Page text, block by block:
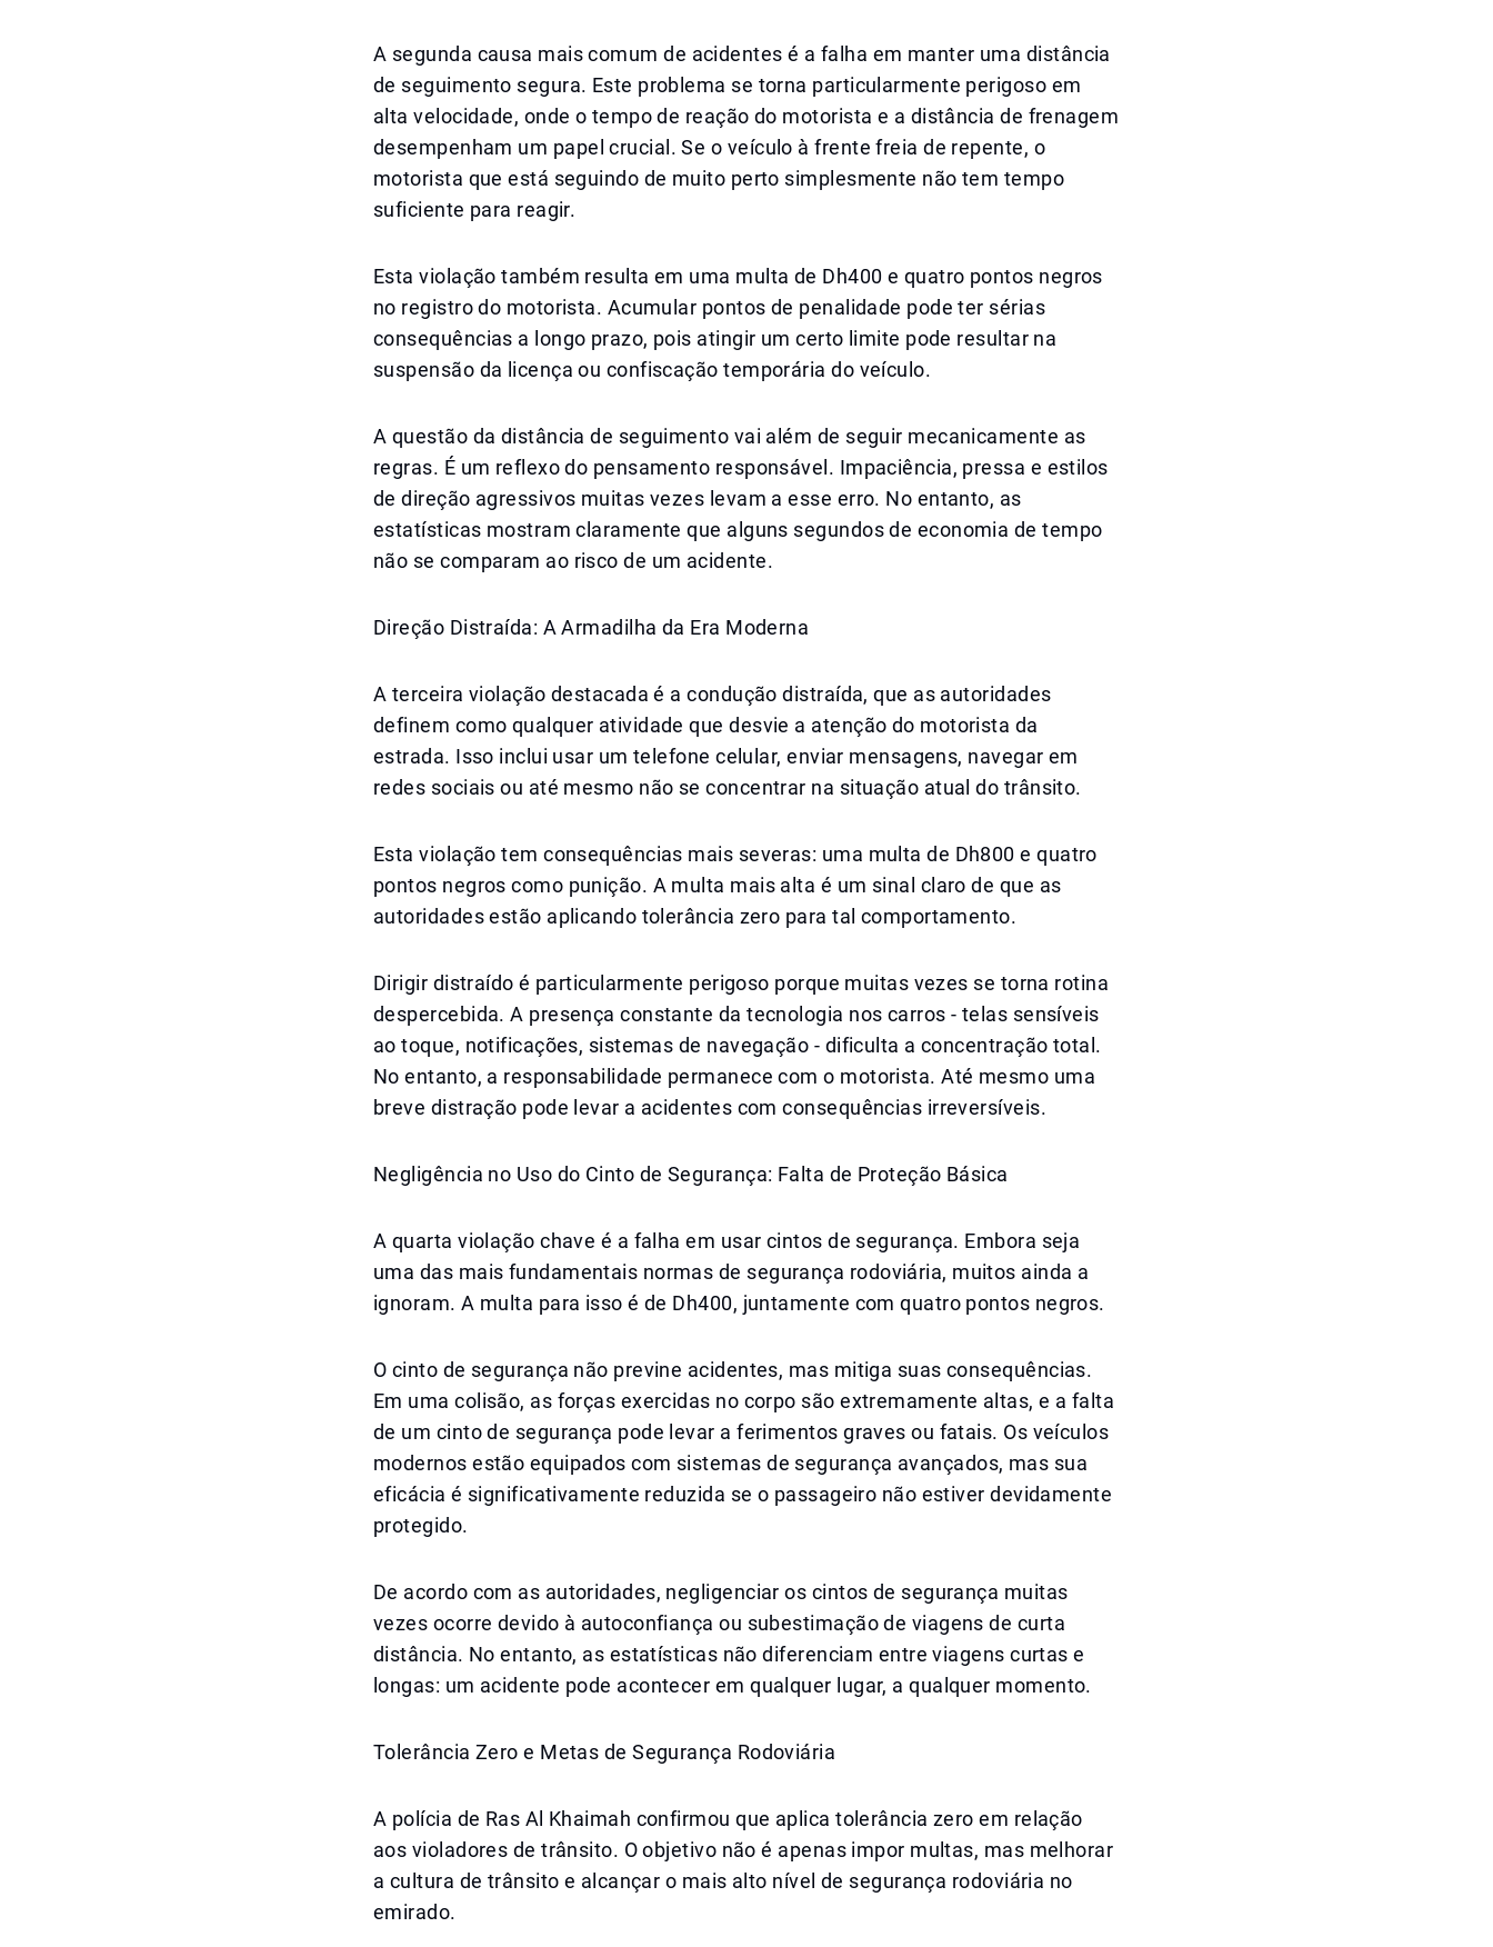
A segunda causa mais comum de acidentes é a falha em manter uma distância
de seguimento segura. Este problema se torna particularmente perigoso em
alta velocidade, onde o tempo de reação do motorista e a distância de frenagem
desempenham um papel crucial. Se o veículo à frente freia de repente, o
motorista que está seguindo de muito perto simplesmente não tem tempo
suficiente para reagir.
Esta violação também resulta em uma multa de Dh400 e quatro pontos negros
no registro do motorista. Acumular pontos de penalidade pode ter sérias
consequências a longo prazo, pois atingir um certo limite pode resultar na
suspensão da licença ou confiscação temporária do veículo.
A questão da distância de seguimento vai além de seguir mecanicamente as
regras. É um reflexo do pensamento responsável. Impaciência, pressa e estilos
de direção agressivos muitas vezes levam a esse erro. No entanto, as
estatísticas mostram claramente que alguns segundos de economia de tempo
não se comparam ao risco de um acidente.
Direção Distraída: A Armadilha da Era Moderna
A terceira violação destacada é a condução distraída, que as autoridades
definem como qualquer atividade que desvie a atenção do motorista da
estrada. Isso inclui usar um telefone celular, enviar mensagens, navegar em
redes sociais ou até mesmo não se concentrar na situação atual do trânsito.
Esta violação tem consequências mais severas: uma multa de Dh800 e quatro
pontos negros como punição. A multa mais alta é um sinal claro de que as
autoridades estão aplicando tolerância zero para tal comportamento.
Dirigir distraído é particularmente perigoso porque muitas vezes se torna rotina
despercebida. A presença constante da tecnologia nos carros - telas sensíveis
ao toque, notificações, sistemas de navegação - dificulta a concentração total.
No entanto, a responsabilidade permanece com o motorista. Até mesmo uma
breve distração pode levar a acidentes com consequências irreversíveis.
Negligência no Uso do Cinto de Segurança: Falta de Proteção Básica
A quarta violação chave é a falha em usar cintos de segurança. Embora seja
uma das mais fundamentais normas de segurança rodoviária, muitos ainda a
ignoram. A multa para isso é de Dh400, juntamente com quatro pontos negros.
O cinto de segurança não previne acidentes, mas mitiga suas consequências.
Em uma colisão, as forças exercidas no corpo são extremamente altas, e a falta
de um cinto de segurança pode levar a ferimentos graves ou fatais. Os veículos
modernos estão equipados com sistemas de segurança avançados, mas sua
eficácia é significativamente reduzida se o passageiro não estiver devidamente
protegido.
De acordo com as autoridades, negligenciar os cintos de segurança muitas
vezes ocorre devido à autoconfiança ou subestimação de viagens de curta
distância. No entanto, as estatísticas não diferenciam entre viagens curtas e
longas: um acidente pode acontecer em qualquer lugar, a qualquer momento.
Tolerância Zero e Metas de Segurança Rodoviária
A polícia de Ras Al Khaimah confirmou que aplica tolerância zero em relação
aos violadores de trânsito. O objetivo não é apenas impor multas, mas melhorar
a cultura de trânsito e alcançar o mais alto nível de segurança rodoviária no
emirado.